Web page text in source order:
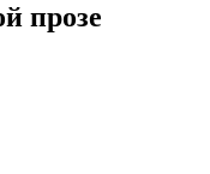
прозе